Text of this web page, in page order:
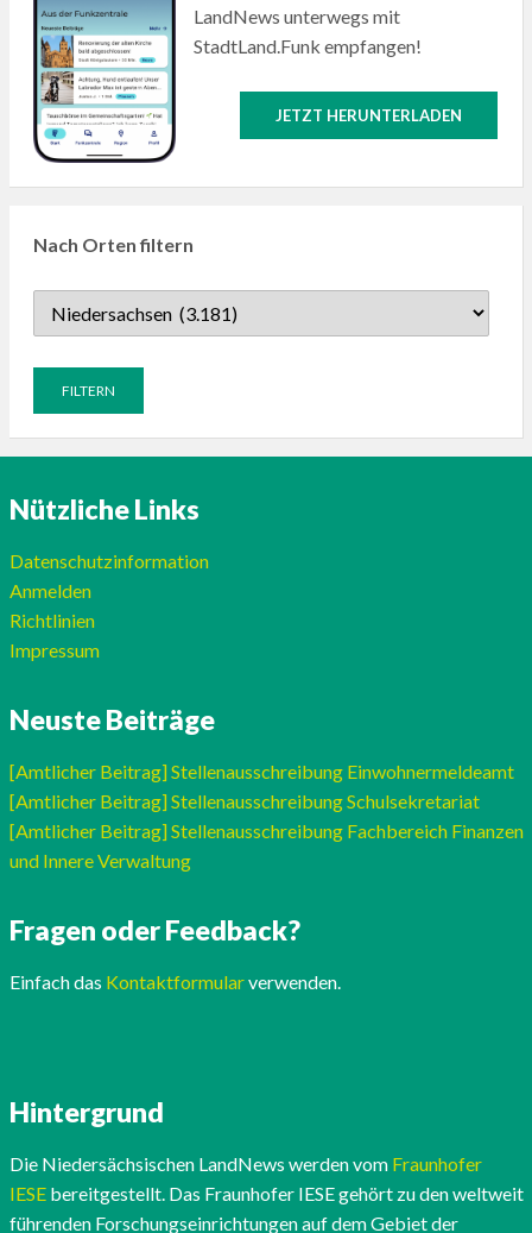
LandNews unterwegs mit
StadtLand.Funk empfangen!
JETZT HERUNTERLADEN
Nach Orten filtern
Nützliche Links
Datenschutzinformation
Anmelden
Richtlinien
Impressum
Neuste Beiträge
[Amtlicher Beitrag] Stellenausschreibung Einwohnermeldeamt
[Amtlicher Beitrag] Stellenausschreibung Schulsekretariat
[Amtlicher Beitrag] Stellenausschreibung Fachbereich Finanzen
und Innere Verwaltung
Fragen oder Feedback?
Einfach das Kontaktformularverwenden.
Hintergrund
Die Niedersächsischen LandNews werden vom Fraunhofer
IESEbereitgestellt. Das Fraunhofer IESE gehört zu den weltweit
führenden Forschungseinrichtungen auf dem Gebiet der